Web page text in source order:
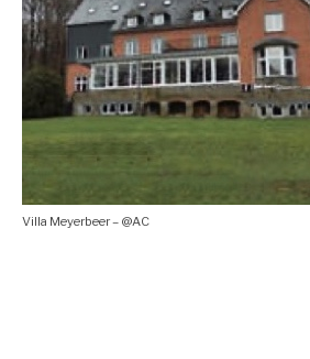
Villa Meyerbeer – @AC